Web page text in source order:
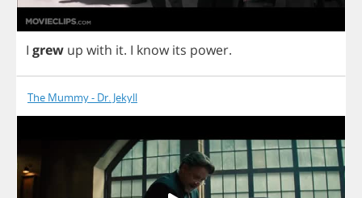
I grew up with it. I know its power.
The Mummy - Dr. Jekyll